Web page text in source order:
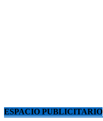
ESPACIO PUBLICITARIO